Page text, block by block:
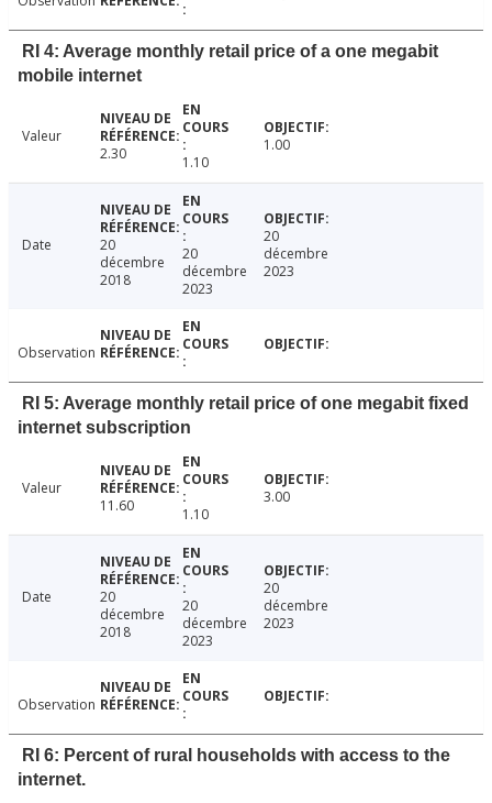
RI 4: Average monthly retail price of a one megabit
mobile internet
Valeur
2.30
1.10
1.00
Date
20
décembre
2018
20
décembre
2023
20
décembre
2023
Observation
RI 5: Average monthly retail price of one megabit fixed
internet subscription
Valeur
11.60
1.10
3.00
Date
20
décembre
2018
20
décembre
2023
20
décembre
2023
Observation
RI 6: Percent of rural households with access to the
internet.